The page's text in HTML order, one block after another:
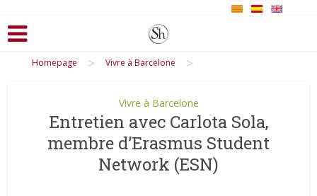
Homepage > Vivre à Barcelone >
Vivre à Barcelone
Entretien avec Carlota Sola,
membre d’Erasmus Student
Network (ESN)